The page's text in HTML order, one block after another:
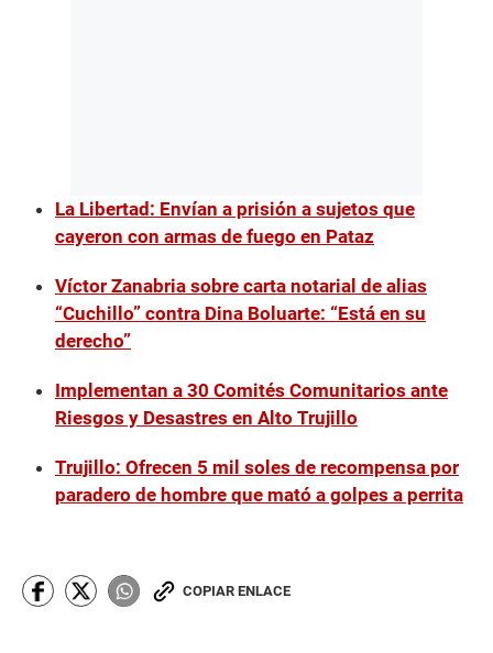
La Libertad: Envían a prisión a sujetos que
cayeron con armas de fuego en Pataz
Víctor Zanabria sobre carta notarial de alias
“Cuchillo” contra Dina Boluarte: “Está en su
derecho”
Implementan a 30 Comités Comunitarios ante
Riesgos y Desastres en Alto Trujillo
Trujillo: Ofrecen 5 mil soles de recompensa por
paradero de hombre que mató a golpes a perrita
COPIAR ENLACE